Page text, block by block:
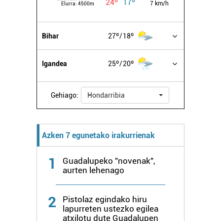
Lortu zure datu pertsonalak prozesatzeko moduari
buruzko informazio gehiago eta ezarri zure lehentasunak
datuen atalean. Edozein unetan alda edo ken dezakezu
Webgune honek cookie propioak eta hirugarrenen cookie-
fitxategiak erabiltzen ditu. Zure esperientzia eta
zerbitzuak hobetzeko asmoz, cookie teknologiaz
baliatzen gara. Ohar hau onartuz gero, teknologia hori
irakurri
Elurra: 4500m 24º 17º 7 km/h
Bihar 27º 18º
Igandea 25º 20º
Gehiago: Hondarribia
Azken 7 egunetako irakurrienak
1
Guadalupeko "novenak",
aurten lehenago
2
Pistolaz egindako hiru
lapurreten ustezko egilea
atxilotu dute Guadalupen